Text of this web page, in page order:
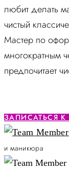
любит делать
чистый
Мастер по
многократным
предпочитает
ЗАПИСАТЬСЯ К
и маникюра